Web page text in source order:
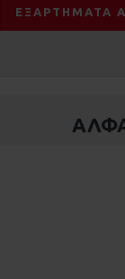
ΕΞΑΡΤΉΜΑΤΑ